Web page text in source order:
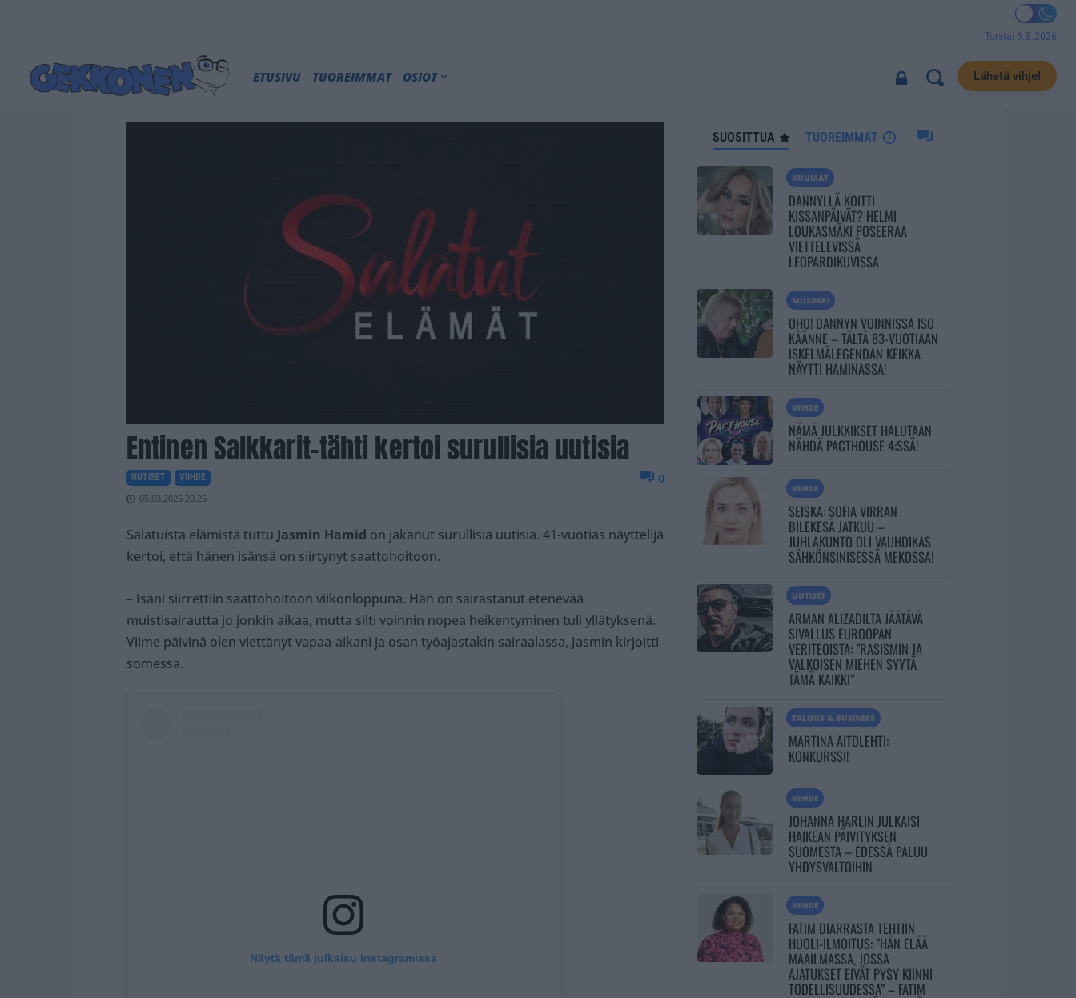
Torstai 6.8.2026
ETUSIVU TUOREIMMAT OSIOT Lähetä vihje!
Entinen Salkkarit-tähti kertoi surullisia uutisia
UUTISET VIIHDE
05.03.2025 20.25
0
Salatuista elämistä tuttu Jasmin Hamid on jakanut surullisia uutisia. 41-vuotias näyttelijä
kertoi, että hänen isänsä on siirtynyt saattohoitoon.
– Isäni siirrettiin saattohoitoon viikonloppuna. Hän on sairastanut etenevää
muistisairautta jo jonkin aikaa, mutta silti voinnin nopea heikentyminen tuli yllätyksenä.
Viime päivinä olen viettänyt vapaa-aikani ja osan työajastakin sairaalassa, Jasmin kirjoitti
somessa.
Näytä tämä julkaisu Instagramissa
SUOSITTUA TUOREIMMAT
KUUMAT
DANNYLLÄ KOITTI
KISSANPÄIVÄT? HELMI
LOUKASMÄKI POSEERAA
VIETTELEVISSÄ
LEOPARDIKUVISSA
MUSIIKKI
OHO! DANNYN VOINNISSA ISO
KÄÄNNE – TÄLTÄ 83-VUOTIAAN
ISKELMÄLEGENDAN KEIKKA
NÄYTTI HAMINASSA!
VIIHDE
NÄMÄ JULKKIKSET HALUTAAN
NÄHDÄ PACTHOUSE 4:SSÄ!
VIIHDE
SEISKA: SOFIA VIRRAN
BILEKESÄ JATKUU –
JUHLAKUNTO OLI VAUHDIKAS
SÄHKÖNSINISESSÄ MEKOSSA!
UUTISET
ARMAN ALIZADILTA JÄÄTÄVÄ
SIVALLUS EUROOPAN
VERITEOISTA: ”RASISMIN JA
VALKOISEN MIEHEN SYYTÄ
TÄMÄ KAIKKI”
TALOUS & BUSINESS
MARTINA AITOLEHTI:
KONKURSSI!
VIIHDE
JOHANNA HARLIN JULKAISI
HAIKEAN PÄIVITYKSEN
SUOMESTA – EDESSÄ PALUU
YHDYSVALTOIHIN
VIIHDE
FATIM DIARRASTA TEHTIIN
HUOLI-ILMOITUS: ”HÄN ELÄÄ
MAAILMASSA, JOSSA
AJATUKSET EIVÄT PYSY KIINNI
TODELLISUUDESSA” – FATIM